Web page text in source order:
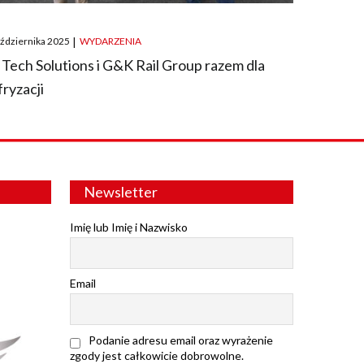
2025 | WYDARZENIA
Tech Solutions i G&K Rail Group razem dla
Newsletter
Imię lub Imię i Nazwisko
Email
Podanie adresu email oraz wyrażenie
zgody jest całkowicie dobrowolne.